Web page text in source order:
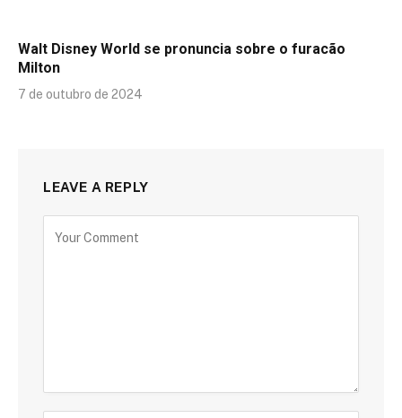
Walt Disney World se pronuncia sobre o furacão
Milton
7 de outubro de 2024
LEAVE A REPLY